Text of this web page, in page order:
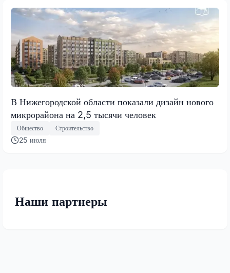
В Нижегородской области показали дизайн нового
микрорайона на 2,5 тысячи человек
Общество Строительство
25 июля
Наши партнеры